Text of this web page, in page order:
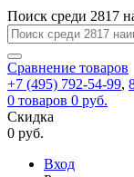
Ок
Запомнить
меня
указанный
электронный
адрес,
перейдя
по
которой
вы
новый
Перейдите
по
для
смены
пароля.
Сменить
Сообщение
соглашения
Поиск среди 2817
Сравнение товаров
+7 (495) 792-54-99,
0 товаров 0 руб.
Скидка
0 руб.
Вход